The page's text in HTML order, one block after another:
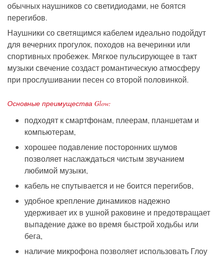
обычных наушников со светидиодами, не боятся
перегибов.
Наушники со светящимся кабелем идеально подойдут
для вечерних прогулок, походов на вечеринки или
спортивных пробежек. Мягкое пульсирующее в такт
музыки свечение создаст романтическую атмосферу
при прослушивании песен со второй половинкой.
Основные преимущества Glow:
подходят к смартфонам, плеерам, планшетам и
компьютерам,
хорошее подавление посторонних шумов
позволяет наслаждаться чистым звучанием
любимой музыки,
кабель не спутывается и не боится перегибов,
удобное крепление динамиков надежно
удерживает их в ушной раковине и предотвращает
выпадение даже во время быстрой ходьбы или
бега,
наличие микрофона позволяет использовать Глоу